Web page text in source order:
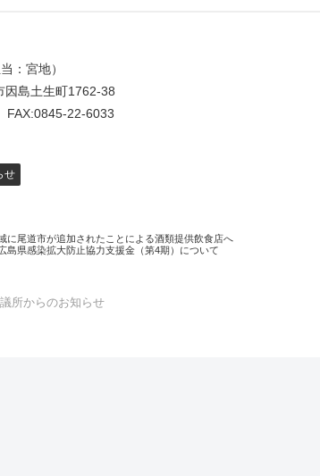
：宮地）
島土生町1762-38
22-6033
せ
に尾道市が追加されたことによる酒類提供飲食店へ
島県感染拡大防止協力支援金（第4期）について
所からのお知らせ